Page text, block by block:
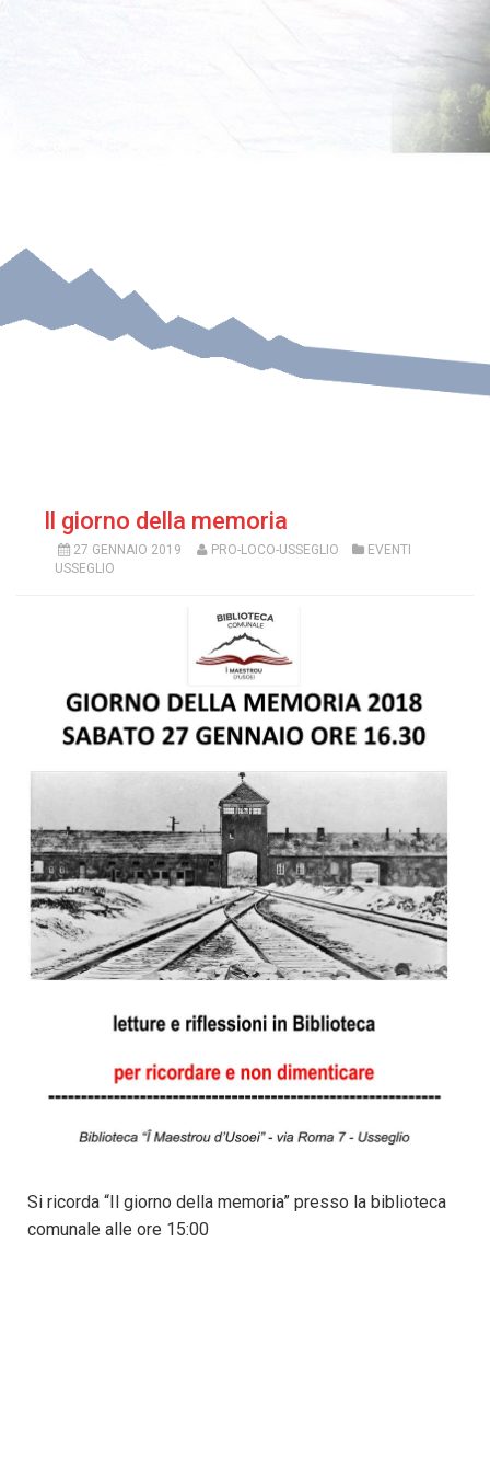
Il giorno della memoria
27 GENNAIO 2019 PRO-LOCO-USSEGLIO
EVENTI
USSEGLIO
Si ricorda “Il giorno della memoria” presso la biblioteca
comunale alle ore 15:00